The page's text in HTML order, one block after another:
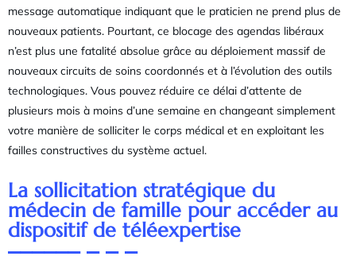
message automatique indiquant que le praticien ne prend plus de
nouveaux patients. Pourtant, ce blocage des agendas libéraux
n’est plus une fatalité absolue grâce au déploiement massif de
nouveaux circuits de soins coordonnés et à l’évolution des outils
technologiques. Vous pouvez réduire ce délai d’attente de
plusieurs mois à moins d’une semaine en changeant simplement
votre manière de solliciter le corps médical et en exploitant les
failles constructives du système actuel.
La sollicitation stratégique du
médecin de famille pour accéder au
dispositif de téléexpertise